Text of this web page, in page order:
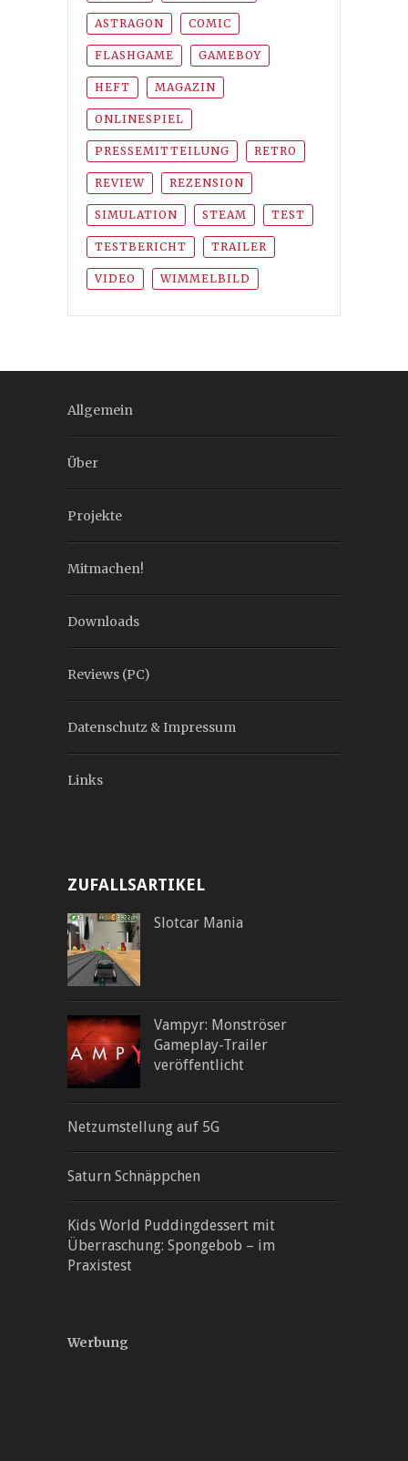
ASTRAGON COMIC
FLASHGAME GAMEBOY
HEFT MAGAZIN
ONLINESPIEL
PRESSEMITTEILUNG RETRO
REVIEW REZENSION
SIMULATION STEAM TEST
TESTBERICHT TRAILER
VIDEO WIMMELBILD
Allgemein
Über
Projekte
Mitmachen!
Downloads
Reviews (PC)
Datenschutz & Impressum
Links
ZUFALLSARTIKEL
Slotcar Mania
Vampyr: Monströser
Gameplay-Trailer
veröffentlicht
Netzumstellung auf 5G
Saturn Schnäppchen
Kids World Puddingdessert mit
Überraschung: Spongebob – im
Praxistest
Werbung